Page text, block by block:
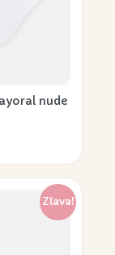
nude
Zľava!